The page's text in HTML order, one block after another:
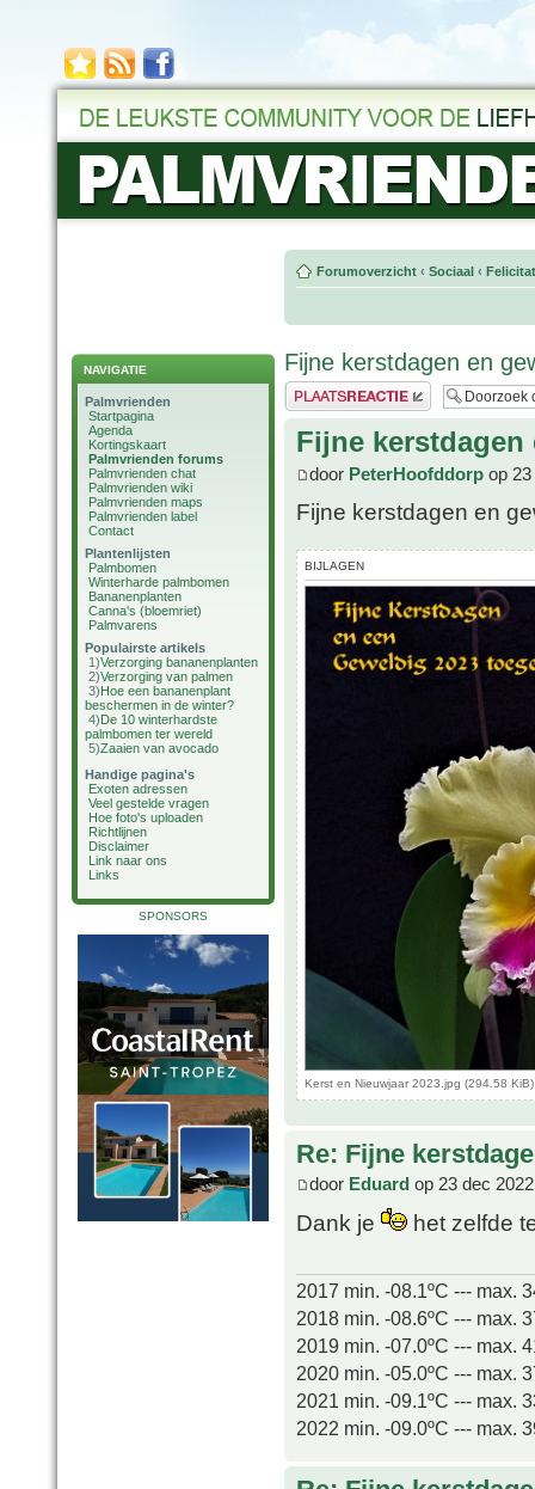
NAVIGATIE
Palmvrienden
Startpagina
Agenda
Kortingskaart
Palmvrienden forums
Palmvrienden chat
Palmvrienden wiki
Palmvrienden maps
Palmvrienden label
Contact
Plantenlijsten
Palmbomen
Winterharde palmbomen
Bananenplanten
Canna's (bloemriet)
Palmvarens
Populairste artikels
1)Verzorging bananenplanten
2)Verzorging van palmen
3)Hoe een bananenplant
beschermen in de winter?
4)De 10 winterhardste
palmbomen ter wereld
5)Zaaien van avocado
Handige pagina's
Exoten adressen
Veel gestelde vragen
Hoe foto's uploaden
Richtlijnen
Disclaimer
Link naar ons
Links
SPONSORS
Forumoverzicht ‹ Sociaal ‹
Fijne kerstdagen en
Plaats een reactie
Fijne kerstdagen
door PeterHoofddorp op
Fijne kerstdagen en
BIJLAGEN
Kerst en Nieuwjaar 2023.jpg (294.58
Re: Fijne
door Eduard op 23 dec
Dank je het zelfde
2017 min. -08.1ºC --- max.
2018 min. -08.6ºC --- max.
2019 min. -07.0ºC --- max.
2020 min. -05.0ºC --- max.
2021 min. -09.1ºC --- max.
2022 min. -09.0ºC --- max.